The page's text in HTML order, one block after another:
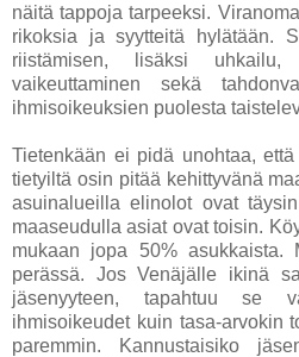
näitä tappoja tarpeeksi.
rikoksia ja syytteitä hylätään.
riistämisen, lisäksi
vaikeuttaminen sekä
ihmisoikeuksien puolesta
Tietenkään ei pidä unohtaa,
tietyiltä osin pitää kehittyvänä
asuinalueilla elinolot ovat
maaseudulla asiat ovat toisin.
mukaan jopa 50% asukkaista.
perässä. Jos Venäjälle ikinä
jäsenyyteen, tapahtuu se
ihmisoikeudet kuin tasa-arvokin
paremmin. Kannustaisiko